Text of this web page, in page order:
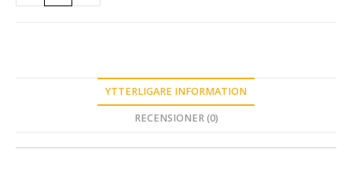
YTTERLIGARE INFORMATION
RECENSIONER (0)